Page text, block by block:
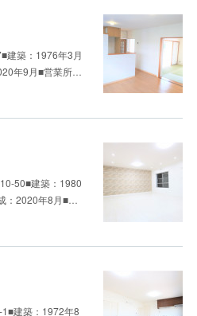
建築：1976年3月
年9月■営業所…
50■建築：1980
：2020年8月■…
建築：1972年8